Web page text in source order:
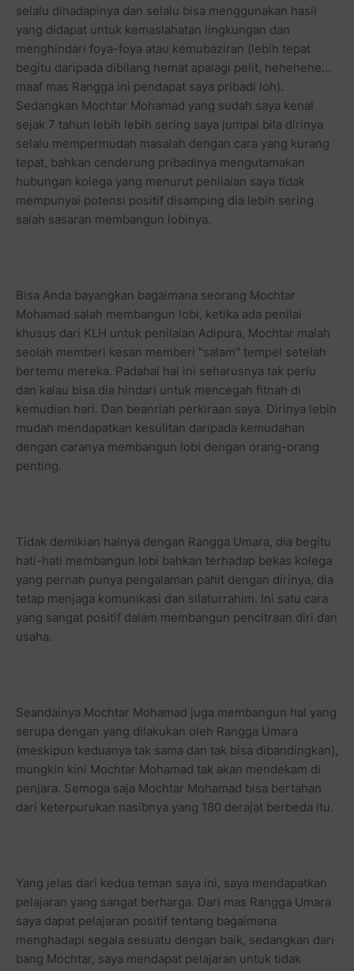
selalu dihadapinya dan selalu bisa menggunakan hasil
yang didapat untuk kemaslahatan lingkungan dan
menghindari foya-foya atau kemubaziran (lebih tepat
begitu daripada dibilang hemat apalagi pelit, hehehehe...
maaf mas Rangga ini pendapat saya pribadi loh).
Sedangkan Mochtar Mohamad yang sudah saya kenal
sejak 7 tahun lebih lebih sering saya jumpai bila dirinya
selalu mempermudah masalah dengan cara yang kurang
tepat, bahkan cenderung pribadinya mengutamakan
hubungan kolega yang menurut penilaian saya tidak
mempunyai potensi positif disamping dia lebih sering
salah sasaran membangun lobinya.
Bisa Anda bayangkan bagaimana seorang Mochtar
Mohamad salah membangun lobi, ketika ada penilai
khusus dari KLH untuk penilaian Adipura, Mochtar malah
seolah memberi kesan memberi "salam" tempel setelah
bertemu mereka. Padahal hal ini seharusnya tak perlu
dan kalau bisa dia hindari untuk mencegah fitnah di
kemudian hari. Dan beanrlah perkiraan saya. Dirinya lebih
mudah mendapatkan kesulitan daripada kemudahan
dengan caranya membangun lobi dengan orang-orang
penting.
Tidak demikian halnya dengan Rangga Umara, dia begitu
hati-hati membangun lobi bahkan terhadap bekas kolega
yang pernah punya pengalaman pahit dengan dirinya, dia
tetap menjaga komunikasi dan silaturrahim. Ini satu cara
yang sangat positif dalam membangun pencitraan diri dan
usaha.
Seandainya Mochtar Mohamad juga membangun hal yang
serupa dengan yang dilakukan oleh Rangga Umara
(meskipun keduanya tak sama dan tak bisa dibandingkan),
mungkin kini Mochtar Mohamad tak akan mendekam di
penjara. Semoga saja Mochtar Mohamad bisa bertahan
dari keterpurukan nasibnya yang 180 derajat berbeda itu.
Yang jelas dari kedua teman saya ini, saya mendapatkan
pelajaran yang sangat berharga. Dari mas Rangga Umara
saya dapat pelajaran positif tentang bagaimana
menghadapi segala sesuatu dengan baik, sedangkan dari
bang Mochtar, saya mendapat pelajaran untuk tidak